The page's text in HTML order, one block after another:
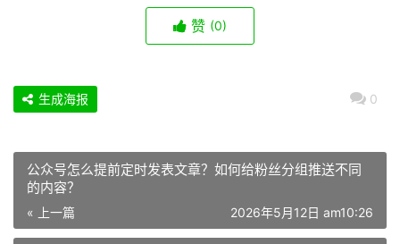
赞 (0)
0
生成海报
公众号怎么提前定时发表文章？如何给粉丝分组推送不同
的内容？
« 上一篇 2026年5月12日 am10:26